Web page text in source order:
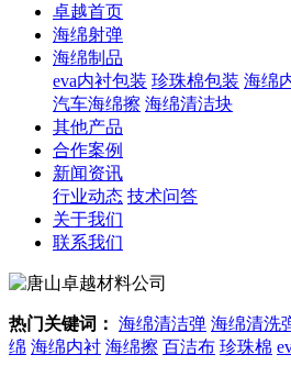
卓越首页
海绵射弹
海绵制品
eva内衬包装 珍珠棉包装 海绵
汽车海绵擦 海绵清洁块
其他产品
合作案例
新闻资讯
行业动态 技术问答
关于我们
联系我们
热门关键词： 海绵清洁弹 海绵清洗
绵 海绵内衬 海绵擦 百洁布 珍珠棉